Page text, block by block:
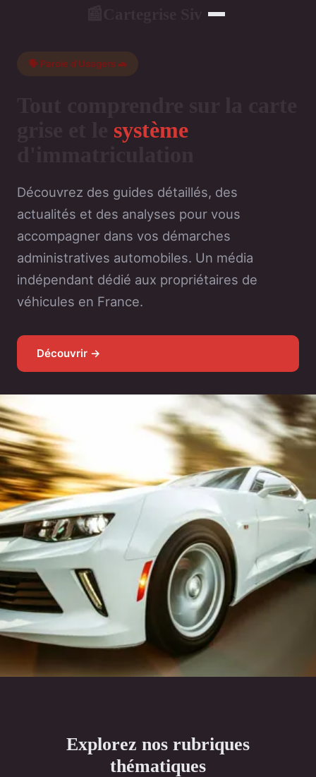
🗣️ Parole d'Usagers 🚗
système
Découvrez des guides détaillés, des
actualités et des analyses pour vous
accompagner dans vos démarches
administratives automobiles. Un média
indépendant dédié aux propriétaires de
véhicules en France.
Découvrir →
Explorez nos rubriques
thématiques